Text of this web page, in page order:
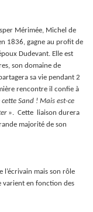
Mérimée, Michel de
1836, gagne au profit de
Dudevant. Elle est
son domaine de
sa vie pendant 2
rencontre il confie à
Sand ! Mais est-ce
». Cette liaison durera
majorité de son
l’écrivain mais son rôle
varient en fonction des